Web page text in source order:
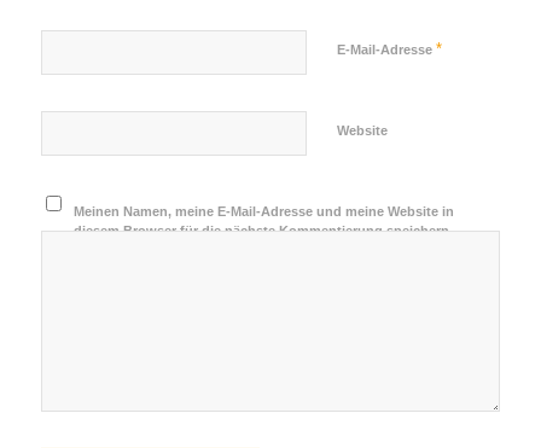
E-Mail-Adresse *
Website
Meinen Namen, meine E-Mail-Adresse und meine Website in
diesem Browser für die nächste Kommentierung speichern.